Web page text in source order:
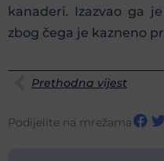
kanaderi. Izazvao ga
zbog čega je kazneno
Prethodna vijest
Podijelite na mrežama